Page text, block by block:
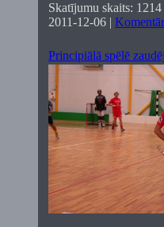
Skatījumu skaits: 1214
2011-12-06 |
Principiālā spēlē